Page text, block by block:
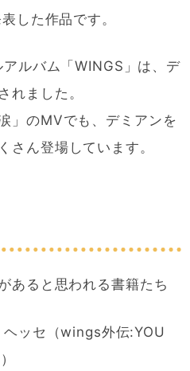
した作品です。
ルバム「WINGS」は、デ
れました。
」のMVでも、デミアンを
さん登場しています。
あると思われる書籍たち
ヘッセ（wings外伝:YOU